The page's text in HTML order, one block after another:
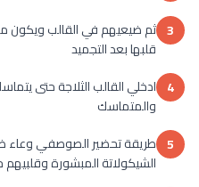
3 ثم ضيعيهم في القالب ويكون
قلبها بعد التجميد
4 ادخلي القالب الثلاجة حتى
والمتماسك
5 طريقة تحضير الصوصفي وعاء
الشيكولاتة المبشورة وقلبيهم